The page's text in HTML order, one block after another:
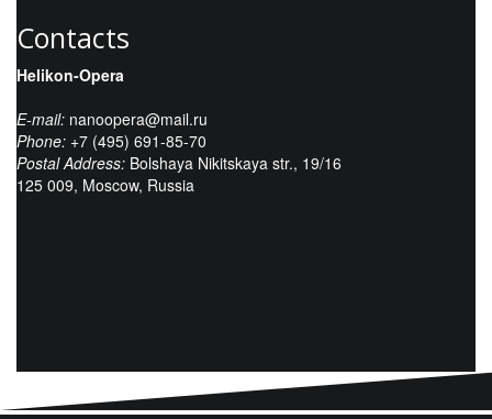
Contacts
Helikon-Opera
E-mail: nanoopera@mail.ru
Phone: +7 (495) 691-85-70
Postal Address: Bolshaya Nikitskaya str., 19/16
125 009, Moscow, Russia